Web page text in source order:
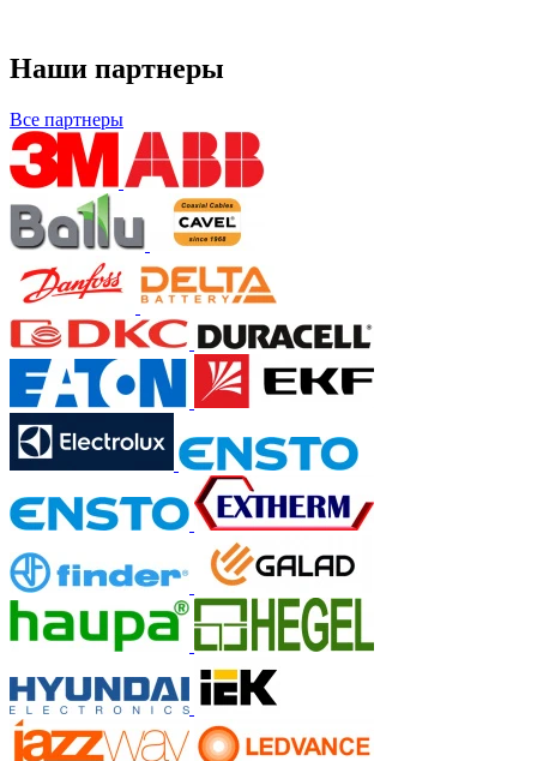
Наши партнеры
Все партнеры